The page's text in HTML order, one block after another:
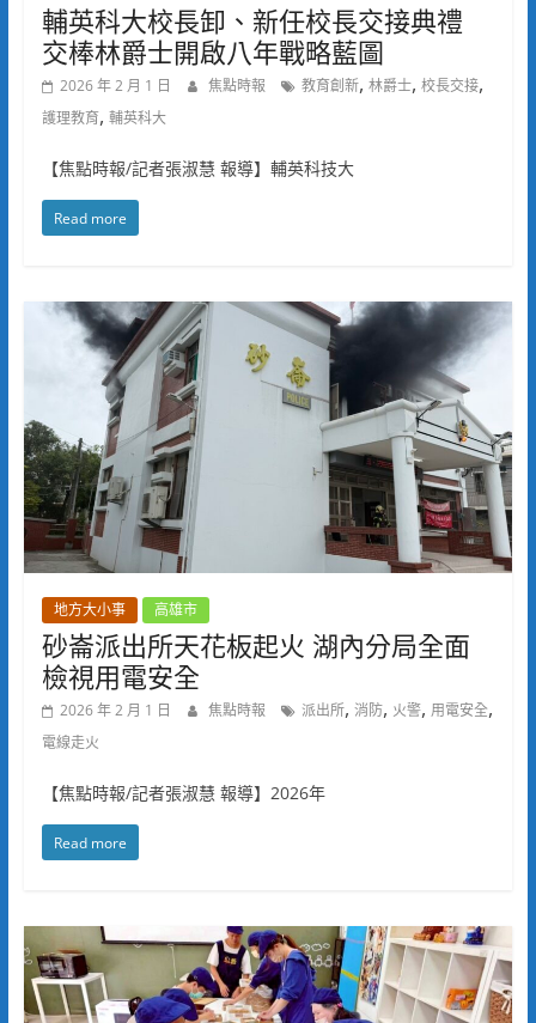
輔英科大校長卸、新任校長交接典禮
交棒林爵士開啟八年戰略藍圖
2026 年 2 月 1 日 焦點時報 教育創新, 林爵士, 校長交接,
護理教育, 輔英科大
【焦點時報/記者張淑慧 報導】輔英科技大
Read more
地方大小事 高雄市
砂崙派出所天花板起火 湖內分局全面
檢視用電安全
2026 年 2 月 1 日 焦點時報 派出所, 消防, 火警, 用電安全,
電線走火
【焦點時報/記者張淑慧 報導】2026年
Read more